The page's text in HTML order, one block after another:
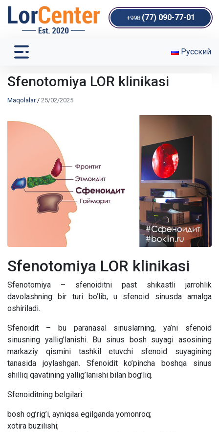
+998 (77) 090-77-01
Русский
Sfenotomiya LOR klinikasi
Maqolalar/ 25/02/2025
Sfenotomiya LOR klinikasi
Sfenotomiya – sfenoiditni past shikastli jarrohlik
davolashning bir turi bo’lib, u sfenoid sinusda amalga
oshiriladi.
Sfenoidit – bu paranasal sinuslarning, ya’ni sfenoid
sinusning yallig’lanishi. Bu sinus bosh suyagi asosining
markaziy qismini tashkil etuvchi sfenoid suyagining
tanasida joylashgan. Sfenoidit ko’pincha boshqa sinus
shilliq qavatining yallig’lanishi bilan bog’liq.
Sfenoiditning belgilari:
bosh og’rig’i, ayniqsa egilganda yomonroq;
xotira buzilishi;